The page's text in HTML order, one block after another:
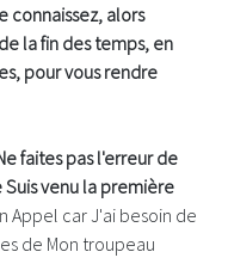
connaissez, alors
la fin des temps, en
pour vous rendre
faites pas l'erreur de
venu la première
Appel car J'ai besoin de
de Mon troupeau